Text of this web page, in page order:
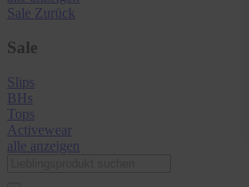
Sale Zurück
Sale
Slips
BHs
Tops
Activewear
alle anzeigen